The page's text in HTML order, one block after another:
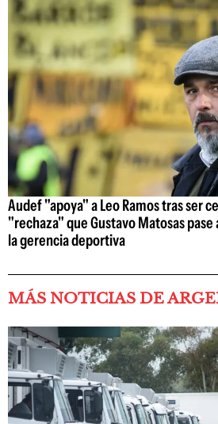
Audef "apoya" a Leo Ramos tras ser
"rechaza" que Gustavo Matosas pase
la gerencia deportiva
MÁS NOTICIAS DE